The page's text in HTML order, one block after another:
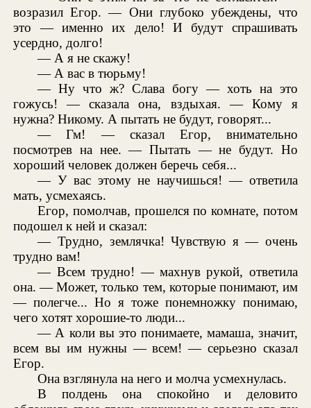
возразил Егор. — Они глубоко убеждены, что
это — именно их дело! И будут спрашивать
усердно, долго!
— А я не скажу!
— А вас в тюрьму!
— Ну что ж? Слава богу — хоть на это
гожусь! — сказала она, вздыхая. — Кому я
нужна? Никому. А пытать не будут, говорят...
— Гм! — сказал Егор, внимательно
посмотрев на нее. — Пытать — не будут. Но
хороший человек должен беречь себя...
— У вас этому не научишься! — ответила
мать, усмехаясь.
Егор, помолчав, прошелся по комнате, потом
подошел к ней и сказал:
— Трудно, землячка! Чувствую я — очень
трудно вам!
— Всем трудно! — махнув рукой, ответила
она. — Может, только тем, которые понимают, им
— полегче... Но я тоже понемножку понимаю,
чего хотят хорошие-то люди...
— А коли вы это понимаете, мамаша, значит,
всем вы им нужны — всем! — серьезно сказал
Егор.
Она взглянула на него и молча усмехнулась.
В полдень она спокойно и деловито